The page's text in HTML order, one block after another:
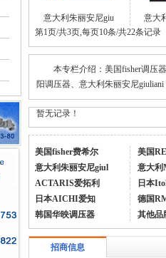
意大利朱丽安尼giu
意大
第1页/共3页,每页10条/共22条记录
本专栏介绍：美国fisher调压
阳调压器、意大利朱丽安尼
暂无记录！
美国fisher费希尔
美国
意大利朱丽安尼giul
意大利
ACTARIS爱拓利
日本
日本AICHI爱知
德国
韩国华映调压器
其他品
招商信息